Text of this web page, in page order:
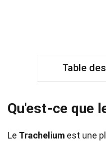
Table
Qu'est-ce que
Le Trachelium est une